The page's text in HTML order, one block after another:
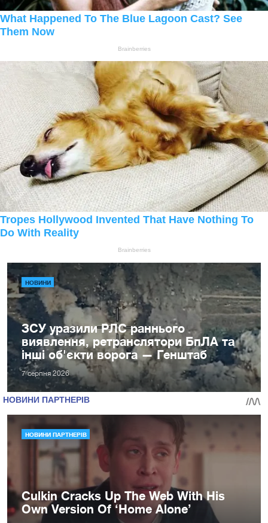
НОВИНИ
ЗСУ уразили РЛС раннього
виявлення, ретранслятори БпЛА та
інші об'єкти ворога — Генштаб
7 серпня 2026